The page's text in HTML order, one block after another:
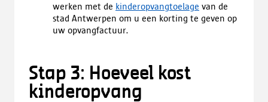
werken met de kinderopvangtoelage van de
stad Antwerpen om u een korting te geven op
uw opvangfactuur.
Stap 3: Hoeveel kost
kinderopvang